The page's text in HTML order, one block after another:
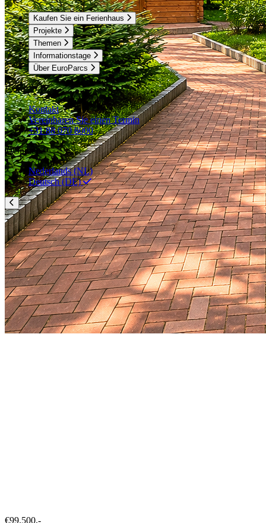
Kaufen Sie ein Ferienhaus
Projekte
Themen
Informationstage
Über EuroParcs
Extra
Kontakt
Vereinbaren Sie einen Termin
+31 88 070 8000
Sprache
Nederlands (NL)
Deutsch (DE)
€99.500,-